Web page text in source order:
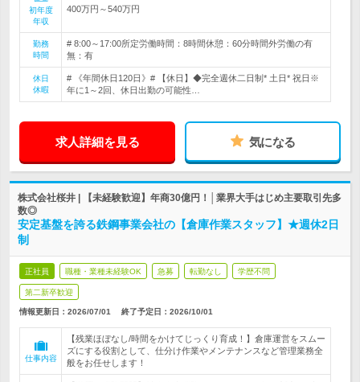
初年度
年収
400万円～540万円
勤務
時間
# 8:00～17:00所定労働時間：8時間休憩：60分時間外労働の有
無：有
休日
休暇
# 《年間休日120日》# 【休日】◆完全週休二日制* 土日* 祝日※
年に1～2回、休日出勤の可能性…
求人詳細を見る 気になる
株式会社桜井 | 【未経験歓迎】年商30億円！│業界大手はじめ主要取引先多
数◎
安定基盤を誇る鉄鋼事業会社の【倉庫作業スタッフ】★週休2日
制
正社員 職種・業種未経験OK 急募 転勤なし 学歴不問
第二新卒歓迎
情報更新日：2026/07/01 終了予定日： 2026/10/01
仕事内容
【残業ほぼなし/時間をかけてじっくり育成！】倉庫運営をスムー
ズにする役割として、仕分け作業やメンテナンスなど管理業務全
般をお任せします！